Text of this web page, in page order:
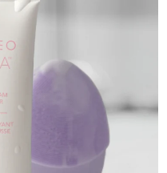
zone
bag
skincare
devices
device for young skin
therapy
toothbrush
anti-aging
LED 護理
scalp massager
肌膚年輕化
NEW
Light Therapy
預計送達日期
預計送達日期12/08/2026
08/08/2026
09/08/2026